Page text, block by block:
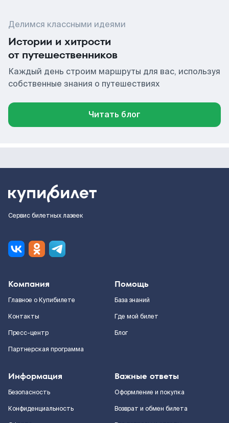
Делимся классными идеями
Истории и хитрости
от путешественников
Каждый день строим маршруты для вас, используя
собственные знания о путешествиях
Читать блог
Сервис билетных лазеек
Компания
Главное о Купибилете
Контакты
Пресс-центр
Партнерская программа
Помощь
База знаний
Где мой билет
Блог
Информация
Безопасность
Конфиденциальность
Важные ответы
Оформление и покупка
Возврат и обмен билета